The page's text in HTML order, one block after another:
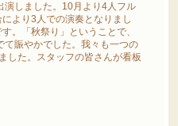
演しました。10月より4人フル
より3人での演奏となりまし
。「秋祭り」ということで、
て賑やかでした。我々も一つの
した。スタッフの皆さんが看板